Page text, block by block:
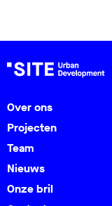
Over ons
Projecten
Team
Nieuws
Onze bril